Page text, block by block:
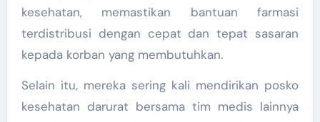
kesehatan, memastikan bantuan farmasi
terdistribusi dengan cepat dan tepat sasaran
kepada korban yang membutuhkan.
Selain itu, mereka sering kali mendirikan posko
kesehatan darurat bersama tim medis lainnya